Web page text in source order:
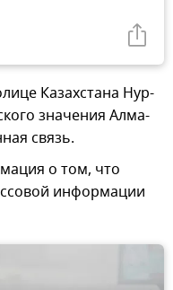
Казахстана Нур-
значения Алма-
связь.
о том, что
информации